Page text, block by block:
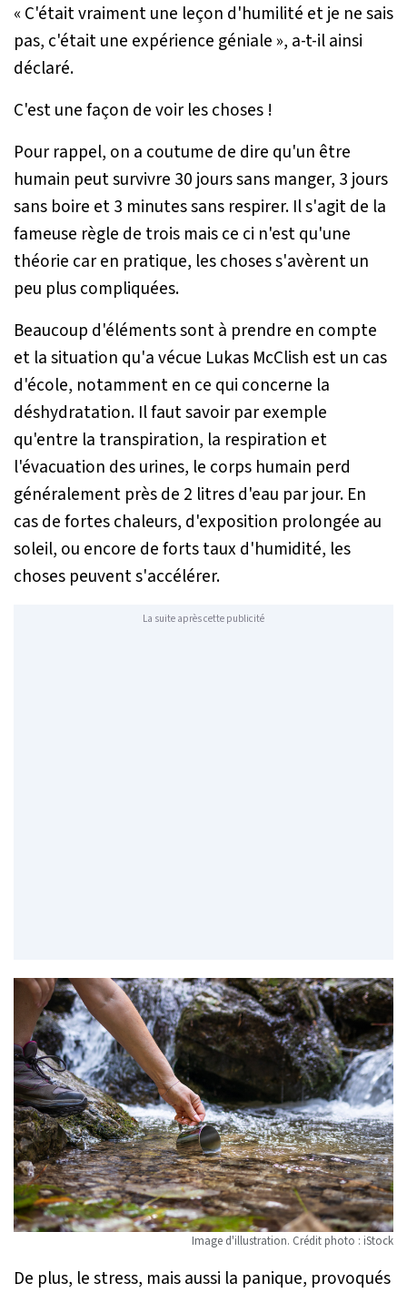
« C'était vraiment une leçon d'humilité et je ne sais
pas, c'était une expérience géniale », a-t-il ainsi
déclaré.
C'est une façon de voir les choses !
Pour rappel, on a coutume de dire qu'un être
humain peut survivre 30 jours sans manger, 3 jours
sans boire et 3 minutes sans respirer. Il s'agit de la
fameuse règle de trois mais ce ci n'est qu'une
théorie car en pratique, les choses s'avèrent un
peu plus compliquées.
Beaucoup d'éléments sont à prendre en compte
et la situation qu'a vécue Lukas McClish est un cas
d'école, notamment en ce qui concerne la
déshydratation. Il faut savoir par exemple
qu'entre la transpiration, la respiration et
l'évacuation des urines, le corps humain perd
généralement près de 2 litres d'eau par jour. En
cas de fortes chaleurs, d'exposition prolongée au
soleil, ou encore de forts taux d'humidité, les
choses peuvent s'accélérer.
La suite après cette publicité
Image d'illustration. Crédit photo : iStock
De plus, le stress, mais aussi la panique, provoqués